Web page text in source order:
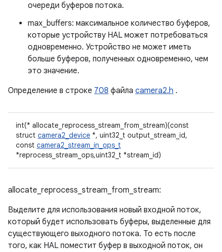
очереди буферов потока.
max_buffers: максимальное количество буферов,
которые устройству HAL может потребоваться
одновременно. Устройство не может иметь
больше буферов, полученных одновременно, чем
это значение.
Определение в строке 708 файла camera2.h .
int(* allocate_reprocess_stream_from_stream)(const
struct camera2_device *, uint32_t output_stream_id,
const camera2_stream_in_ops_t
*reprocess_stream_ops,uint32_t *stream_id)
allocate_reprocess_stream_from_stream:
Выделите для использования новый входной поток,
который будет использовать буферы, выделенные для
существующего выходного потока. То есть после
того, как HAL поместит буфер в выходной поток, он